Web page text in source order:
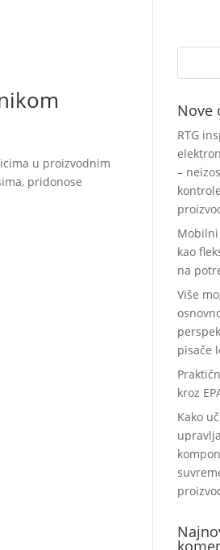
u proizvodnim
pridonose
Nove
RTG
–
kao
na
Više
pisače
kroz
Kako